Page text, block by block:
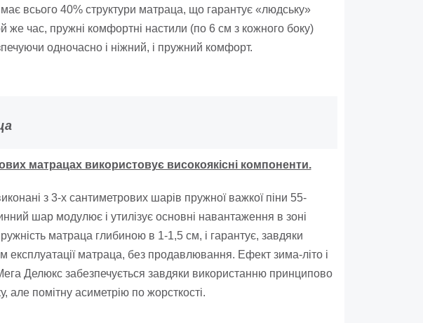
всього 40% структури матраца, що гарантує «людську»
же час, пружні комфортні настили (по 6 см з кожного боку)
одночасно і ніжний, і пружний комфорт.
матрацах використовує високоякісні компоненти.
з 3-х сантиметрових шарів пружної важкої піни 55-
шар модулює і утилізує основні навантаження в зоні
матраца глибиною в 1-1,5 см, і гарантує, завдяки
експлуатації матраца, без продавлювання. Ефект зима-літо і
Делюкс забезпечується завдяки використанню принципово
але помітну асиметрію по жорсткості.